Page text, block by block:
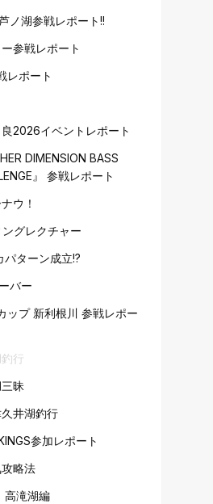
ノ湖参戦レポート!!
参戦レポート
レポート
2026イベントレポート
DIMENSION BASS
』 参戦レポート
ウ！
グレクチャー
ターン成立!?
バー
ップ 新利根川 参戦レポー
行
昧
井湖釣行
参加レポート
略法
高滝湖編